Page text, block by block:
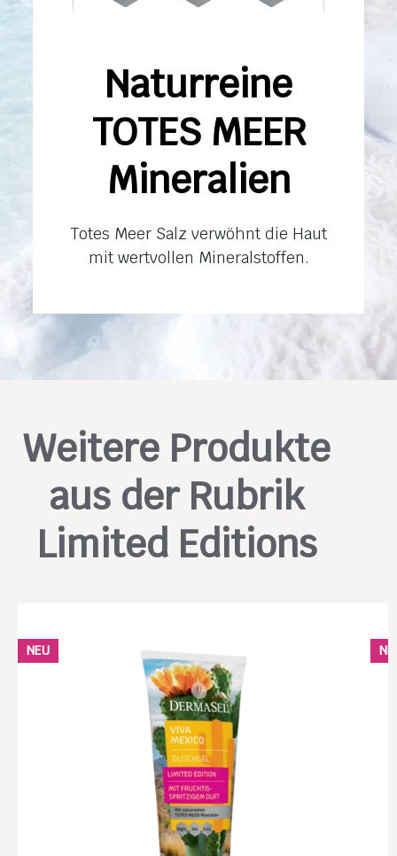
Naturreine
TOTES MEER
Mineralien
Totes Meer Salz verwöhnt die Haut
mit wertvollen Mineralstoffen.
Weitere Produkte
aus der Rubrik
Limited Editions
NEU